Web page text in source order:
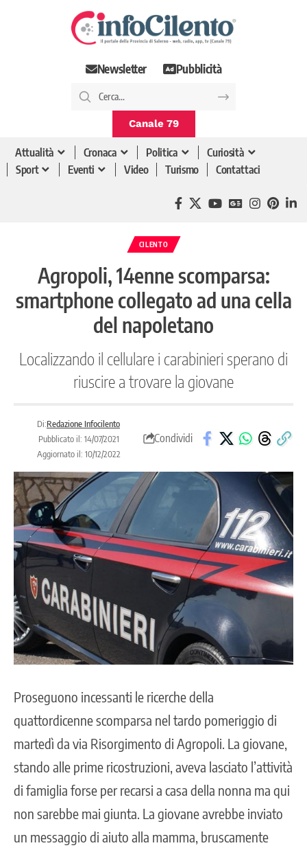
Newsletter Pubblicità
Canale 79
Attualità Cronaca Politica
Curiosità
Sport
Eventi Video Turismo Contattaci
CILENTO
Agropoli, 14enne scomparsa:
smartphone collegato ad una cella
del napoletano
Localizzando il cellulare i carabinieri sperano di
riuscire a trovare la giovane
Di:Redazione Infocilento
Pubblicato il: 14/07/2021
Aggiornato il: 10/12/2022
Condividi
Proseguono incessanti le ricerche della
quattordicenne scomparsa nel tardo pomeriggio di
martedì da via Risorgimento di Agropoli. La giovane,
stando alle prime ricostruzioni, aveva lasciato l’attività
di famiglia forse per recarsi a casa della nonna ma qui
non sarebbe mai giunta. La giovane avrebbe inviato
un messaggio di aiuto alla mamma, bruscamente